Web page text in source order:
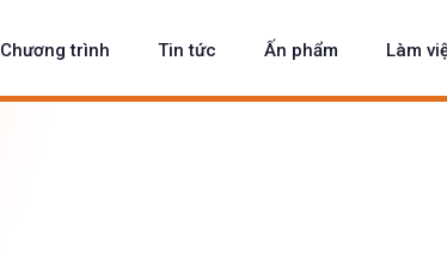
Chương trình Tin tức Ấn phẩm Làm